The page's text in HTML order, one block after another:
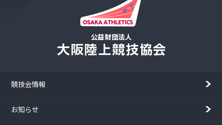
競技会情報
お知らせ